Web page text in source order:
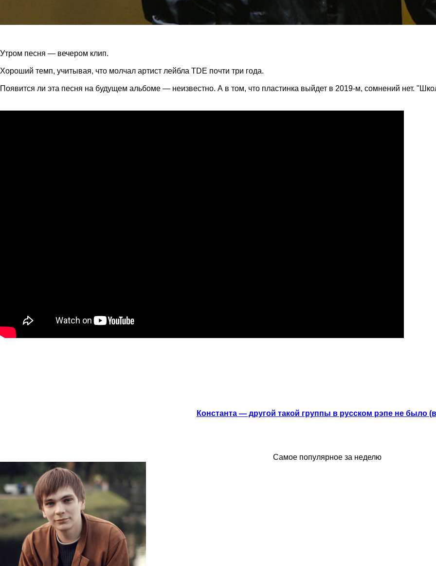
Утром песня — вечером клип.
Хороший темп, учитывая, что молчал артист лейбла TDE почти три года.
Появится ли эта песня на будущем альбоме — неизвестно. А в том, что пластинка выйдет в 2019-м, сомнений нет.
Константа — другой такой группы в русском рэпе не было
Самое популярное за неделю